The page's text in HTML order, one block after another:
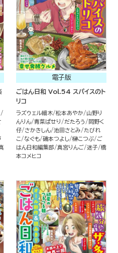
電子版
ごはん日和 Vol.54 スパイスのト
リコ
ラズウェル細木 松本あやか
山野り
んりん 青菜ぱせり だたろう
岡野く
仔 さかきしん 池田さとみ
たびれ
こ
なぐも 磯本つよし 榊こつぶ
ご
はん日和編集部
真宮りんご 迷子 橋
本コメヒコ